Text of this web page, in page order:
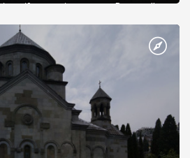
імператору Василю ІІ, та
став Василем-християнином.
На честь Херсонесу Таврійського